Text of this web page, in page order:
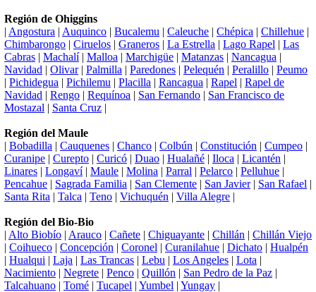
Región de Ohiggins
| Angostura | Auquinco | Bucalemu | Caleuche | Chépica | Chillehue |
Chimbarongo | Ciruelos | Graneros | La Estrella | Lago Rapel | Las
Cabras | Machalí| Malloa | Marchigüe | Matanzas | Nancagua |
Navidad | Olivar| Palmilla | Paredones | Pelequén | Peralillo | Peumo
| Pichidegua | Pichilemu | Placilla | Rancagua | Rapel | Rapel de
Navidad | Rengo | Requínoa | San Fernando | San Francisco de
Mostazal | Santa Cruz |
Región del Maule
| Bobadilla | Cauquenes | Chanco | Colbún | Constitución | Cumpeo |
Curanipe | Curepto | Curicó | Duao | Hualañé | Iloca | Licantén |
Linares | Longaví| Maule | Molina | Parral | Pelarco | Pelluhue |
Pencahue | Sagrada Familia | San Clemente | San Javier| San Rafael |
Santa Rita | Talca | Teno | Vichuquén | Villa Alegre |
Región del Bio-Bio
| Alto Biobío | Arauco | Cañete | Chiguayante | Chillán | Chillán Viejo
| Coihueco | Concepción | Coronel | Curanilahue | Dichato | Hualpén
| Hualqui | Laja | Las Trancas | Lebu | Los Angeles | Lota |
Nacimiento | Negrete | Penco | Quillón | San Pedro de la Paz |
Talcahuano | Tomé | Tucapel | Yumbel | Yungay |